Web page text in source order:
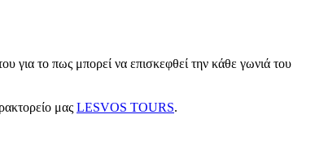
για το πως μπορεί να επισκεφθεί την κάθε γωνιά του
μας LESVOS TOURS.